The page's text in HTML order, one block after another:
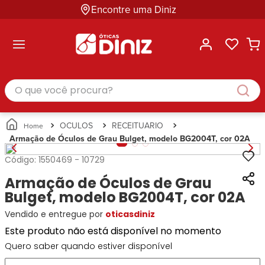
Encontre uma Diniz
Masculino
Feminino
Infantil
Unissex
Busque
Por
Marcas
Hickmann
Bulget
Miu-
Miu
Guess
Categorias
Masculino
Feminino
Infantil
Unissex
Busque
Por
Ray-
Ban
Prada
Hickmann
Tecnol
Correntes
para
Óculos
Estojos
para
Óculos
Soluções
e
Cuidados
Busque
Ray-
Ban
Armani
Tommy
Hilfiger
Ana
Hickmann
Guess
Speedo
Categoria
Armações
de Óculos
Óculos
de Sol
para
Estojo
para
Óculos
Gênero
Masculino
O que você procura?
OCULOS
RECEITUARIO
Armação de Óculos de Grau Bulget, modelo BG2004T, cor 02A
Código: 1550469 - 10729
Armação de Óculos de Grau
Bulget, modelo BG2004T, cor 02A
Vendido e entregue por oticasdiniz
Este produto não está disponível no momento
Quero saber quando estiver disponível